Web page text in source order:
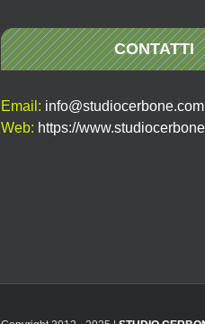
CONTATTI
Email: info@studiocerbone.com
Web: https://